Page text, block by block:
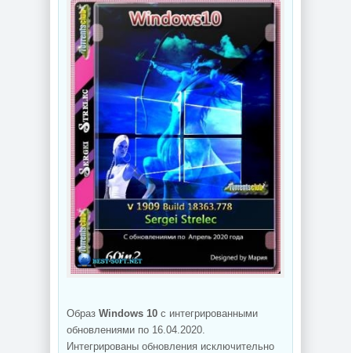
Образ Windows 10 с интегрированными
обновлениями по 16.04.2020.
Интегрированы обновления исключительно